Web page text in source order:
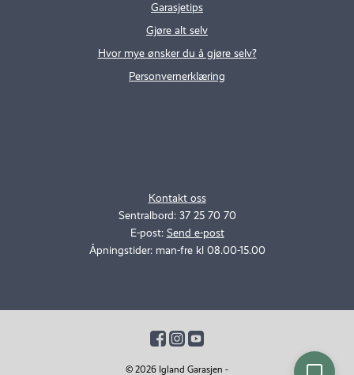
Kontakt oss
Sentralbord: 37 25 70 70
E-post: Send e-post
Åpningstider: man-fre kl 08.00-15.00
Garasjetips
Gjøre alt selv
Hvor mye ønsker du å gjøre selv?
Personvernerklæring
© 2026 Igland Garasjen